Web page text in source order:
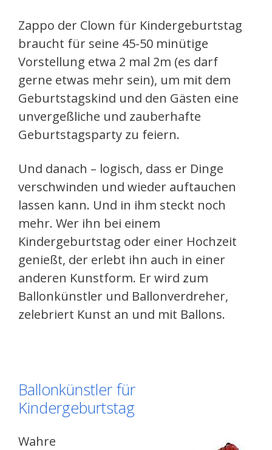
Zappo der Clown für Kindergeburtstag
braucht für seine 45-50 minütige
Vorstellung etwa 2 mal 2m (es darf
gerne etwas mehr sein), um mit dem
Geburtstagskind und den Gästen eine
unvergeßliche und zauberhafte
Geburtstagsparty zu feiern.
Und danach – logisch, dass er Dinge
verschwinden und wieder auftauchen
lassen kann. Und in ihm steckt noch
mehr. Wer ihn bei einem
Kindergeburtstag oder einer Hochzeit
genießt, der erlebt ihn auch in einer
anderen Kunstform. Er wird zum
Ballonkünstler und Ballonverdreher,
zelebriert Kunst an und mit Ballons.
Ballonkünstler für
Kindergeburtstag
Wahre